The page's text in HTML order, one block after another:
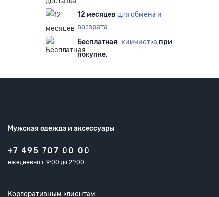
12 месяцев для обмена и
возврата
Бесплатная химчистка при
покупке.
Мужская одежда и аксессуары
+7 495 707 00 00
ежедневно с 9:00 до 21:00
Корпоративным клиентам